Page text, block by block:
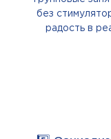
без
радость в